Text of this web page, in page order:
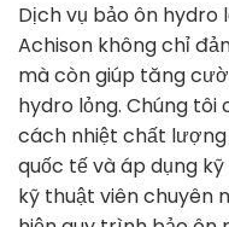
Dịch vụ bảo ôn hydro
Achison không chỉ
mà còn giúp tăng
hydro lỏng. Chúng tôi
cách nhiệt chất
quốc tế và áp dụng
kỹ thuật viên chuyên